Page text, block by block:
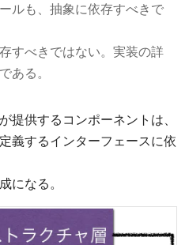
ルも、抽象に依存すべきで
すべきではない。実装の詳
ある。
提供するコンポーネントは、
義するインターフェースに依
になる。